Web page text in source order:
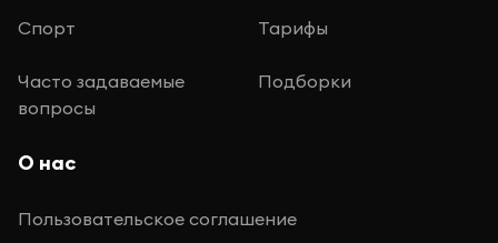
Спорт Тарифы
Часто задаваемые
вопросы
Подборки
О нас
Пользовательское соглашение